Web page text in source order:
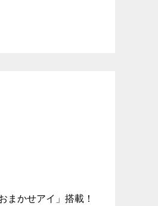
まかせアイ」搭載！